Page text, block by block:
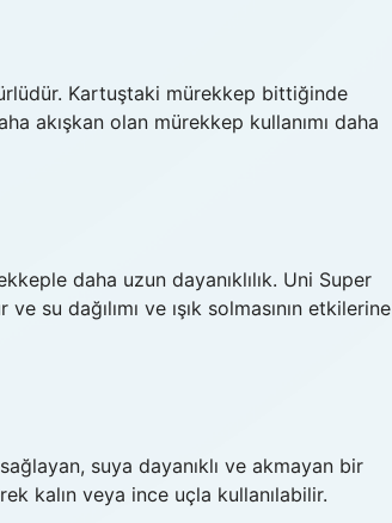
Kartuştaki mürekkep bittiğinde
akışkan olan mürekkep kullanımı daha
daha uzun dayanıklılık. Uni Super
su dağılımı ve ışık solmasının etkilerine
suya dayanıklı ve akmayan bir
kalın veya ince uçla kullanılabilir.